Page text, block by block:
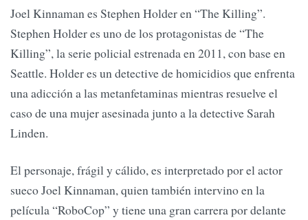
Joel Kinnaman es Stephen Holder en “The Killing”.
Stephen Holder es uno de los protagonistas de “The
Killing”, la serie policial estrenada en 2011, con base en
Seattle. Holder es un detective de homicidios que enfrenta
una adicción a las metanfetaminas mientras resuelve el
caso de una mujer asesinada junto a la detective Sarah
Linden.
El personaje, frágil y cálido, es interpretado por el actor
sueco Joel Kinnaman, quien también intervino en la
película “RoboCop” y tiene una gran carrera por delante